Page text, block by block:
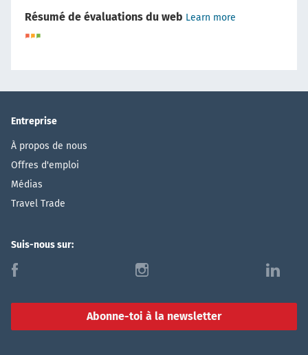
Résumé de évaluations du web Learn more
Entreprise
À propos de nous
Offres d'emploi
Médias
Travel Trade
Suis-nous sur:
f i l
Abonne-toi à la newsletter